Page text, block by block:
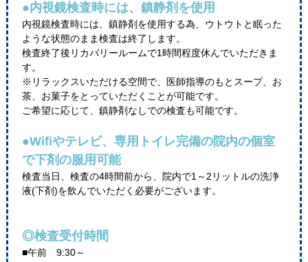
●内視鏡検査時には、鎮静剤を使用
内視鏡検査時には、鎮静剤を使用する為、ウトウトと眠った
ような状態のまま検査は終了します。
検査終了後リカバリールームで1時間程度休んでいただきま
す。
※リラックスいただける空間で、医師指導のもとスープ、お
茶、お菓子をとっていただくことが可能です。
ご希望に応じて、鎮静剤なしでの検査も可能です。
●Wifiやテレビ、専用トイレ完備の院内の個室
で下剤の服用可能
検査当日、検査の4時間前から、院内で1～2リットルの洗浄
液(下剤)を飲んでいただく必要がございます。
◎検査受付時間
■午前 9:30～